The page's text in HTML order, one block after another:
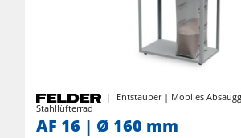
Entstauber | Mobiles
Stahllüfterrad
AF 16 | Ø 160 mm